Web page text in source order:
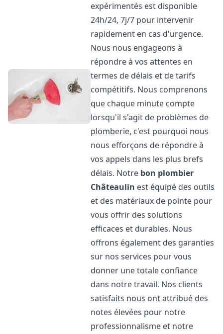
expérimentés est disponible
24h/24, 7j/7 pour intervenir
rapidement en cas d'urgence.
Nous nous engageons à
répondre à vos attentes en
termes de délais et de tarifs
compétitifs. Nous comprenons
que chaque minute compte
lorsqu'il s'agit de problèmes de
plomberie, c'est pourquoi nous
nous efforçons de répondre à
vos appels dans les plus brefs
délais. Notre bon plombier
Châteaulin est équipé des outils
et des matériaux de pointe pour
vous offrir des solutions
efficaces et durables. Nous
offrons également des garanties
sur nos services pour vous
donner une totale confiance
dans notre travail. Nos clients
satisfaits nous ont attribué des
notes élevées pour notre
professionnalisme et notre